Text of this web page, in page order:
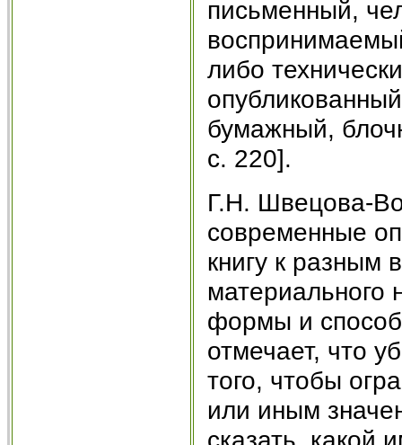
письменный,
либо
бумажный,
c. 220].
Г.Н. Швецова-
современные
книгу к разным
материального
формы и
отмечает, что
того, чтобы
или иным